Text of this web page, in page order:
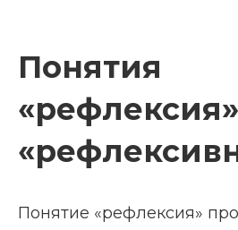
Понятия
Понятие «рефлексия»